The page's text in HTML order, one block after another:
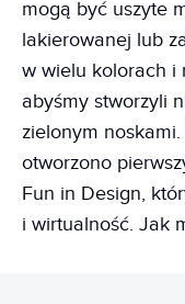
mogą być uszyte
lakierowanej lub
w wielu kolorach i
abyśmy stworzyli
zielonym
otworzono
Fun in Design,
i wirtualność. Jak